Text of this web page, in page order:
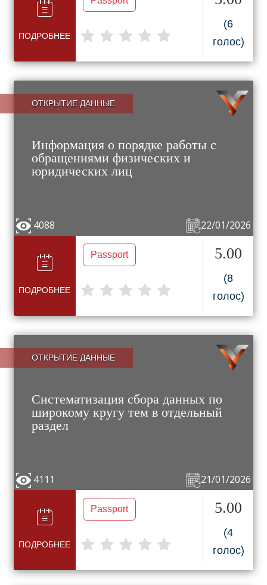
ПОДРОБНЕЕ
(6
голос)
ОТКРЫТИЕ ДАННЫЕ
Информация о порядке работы с
обращениями физических и
юридических лиц
22/01/2026
4088
ПОДРОБНЕЕ
Passport 5.00
(8
голос)
ОТКРЫТИЕ ДАННЫЕ
Систематизация сбора данных по
широкому кругу тем в отдельный
раздел
21/01/2026
4111
ПОДРОБНЕЕ
Passport 5.00
(4
голос)